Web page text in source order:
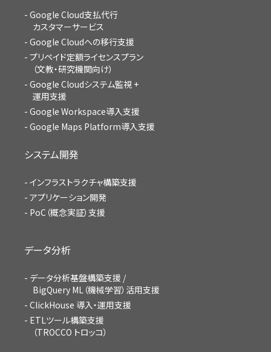
Google Cloud支払代行
カスタマーサービス
Google Cloudへの移行支援
プリペイド定額ライセンスプラン
（文教・研究機関向け）
Google Cloudシステム監視 +
運用支援
Google Workspace導入支援
Google Maps Platform導入支援
システム開発
インフラストラクチャ構築支援
アプリケーション開発
PoC（概念実証）支援
データ分析
データ分析基盤構築支援 /
BigQuery ML（機械学習）活用支援
ClickHouse 導入・運用支援
ETLツール構築支援
（TROCCO トロッコ）